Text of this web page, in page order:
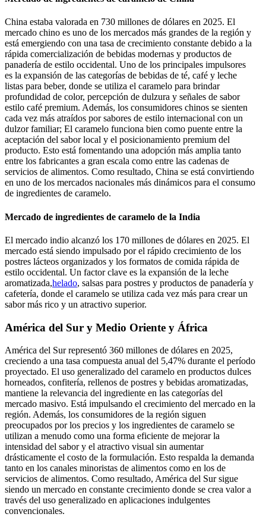
China estaba valorada en 730 millones de dólares en 2025. El
mercado chino es uno de los mercados más grandes de la región y
está emergiendo con una tasa de crecimiento constante debido a la
rápida comercialización de bebidas modernas y productos de
panadería de estilo occidental. Uno de los principales impulsores
es la expansión de las categorías de bebidas de té, café y leche
listas para beber, donde se utiliza el caramelo para brindar
profundidad de color, percepción de dulzura y señales de sabor
estilo café premium. Además, los consumidores chinos se sienten
cada vez más atraídos por sabores de estilo internacional con un
dulzor familiar; El caramelo funciona bien como puente entre la
aceptación del sabor local y el posicionamiento premium del
producto. Esto está fomentando una adopción más amplia tanto
entre los fabricantes a gran escala como entre las cadenas de
servicios de alimentos. Como resultado, China se está convirtiendo
en uno de los mercados nacionales más dinámicos para el consumo
de ingredientes de caramelo.
Mercado de ingredientes de caramelo de la India
El mercado indio alcanzó los 170 millones de dólares en 2025. El
mercado está siendo impulsado por el rápido crecimiento de los
postres lácteos organizados y los formatos de comida rápida de
estilo occidental. Un factor clave es la expansión de la leche
aromatizada,helado, salsas para postres y productos de panadería y
cafetería, donde el caramelo se utiliza cada vez más para crear un
sabor más rico y un atractivo superior.
América del Sur y Medio Oriente y África
América del Sur representó 360 millones de dólares en 2025,
creciendo a una tasa compuesta anual del 5,47% durante el período
proyectado. El uso generalizado del caramelo en productos dulces
horneados, confitería, rellenos de postres y bebidas aromatizadas,
mantiene la relevancia del ingrediente en las categorías del
mercado masivo. Está impulsando el crecimiento del mercado en la
región. Además, los consumidores de la región siguen
preocupados por los precios y los ingredientes de caramelo se
utilizan a menudo como una forma eficiente de mejorar la
intensidad del sabor y el atractivo visual sin aumentar
drásticamente el costo de la formulación. Esto respalda la demanda
tanto en los canales minoristas de alimentos como en los de
servicios de alimentos. Como resultado, América del Sur sigue
siendo un mercado en constante crecimiento donde se crea valor a
través del uso generalizado en aplicaciones indulgentes
convencionales.